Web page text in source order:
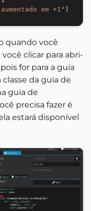
em +1" )
quando você
clicar para abri-
for para a guia
da guia de
guia de
precisa fazer é
estará disponível